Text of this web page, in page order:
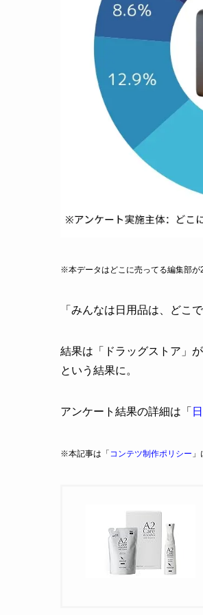
※本データはどこに売ってる編集部が
「みんなは日用品は、どこ
結果は「ドラッグストア」
という結果に。
アンケート結果の詳細は「
※本記事は「 コンテツ制作ポリシー